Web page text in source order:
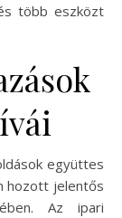
több eszközt
együttes
hozott jelentős
Az ipari